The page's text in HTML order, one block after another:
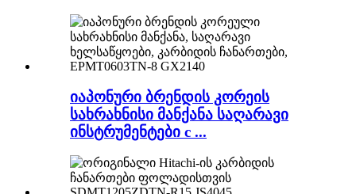
იაპონური ბრენდის კორეის
სახრახნისი მანქანა საღარავი
ინსტრუმენტები c ...